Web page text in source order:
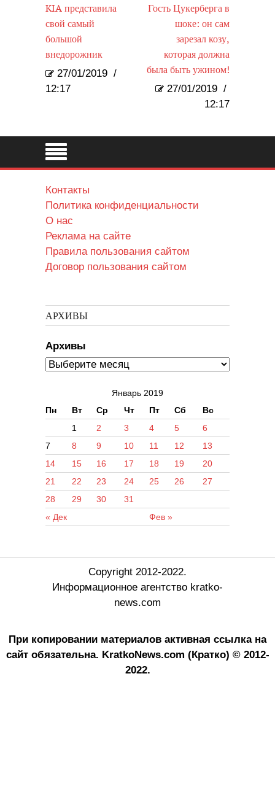
KIA представила
свой самый
большой
внедорожник
27/01/2019 /
12:17
Гость Цукерберга в
шоке: он сам
зарезал козу,
которая должна
была быть ужином!
27/01/2019 /
12:17
Контакты
Политика конфиденциальности
О нас
Реклама на сайте
Правила пользования сайтом
Договор пользования сайтом
АРХИВЫ
Архивы
Январь 2019
Пн
Вт Ср Чт Пт Сб Вс
« Дек Фев »
1 2 3 4 5
6
7
8 9 10 11 12
13
14
15 16 17 18 19
20
21
22 23 24 25 26
27
28
29 30 31
Copyright 2012-2022.
Информационное агентство kratko-
news.com
При копировании материалов активная ссылка на
сайт обязательна. KratkoNews.com (Кратко) © 2012-
2022.